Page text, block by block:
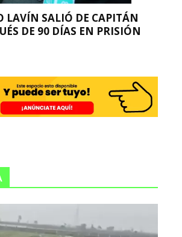
LAVÍN SALIÓ DE CAPITÁN
DE 90 DÍAS EN PRISIÓN